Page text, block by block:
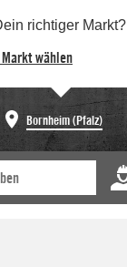
richtiger Markt?
wählen
Bornheim (Pfalz)